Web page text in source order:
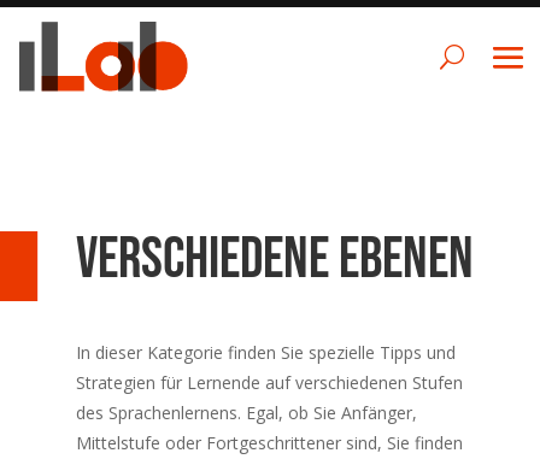
Verschiedene Ebenen
In dieser Kategorie finden Sie spezielle Tipps und
Strategien für Lernende auf verschiedenen Stufen
des Sprachenlernens. Egal, ob Sie Anfänger,
Mittelstufe oder Fortgeschrittener sind, Sie finden